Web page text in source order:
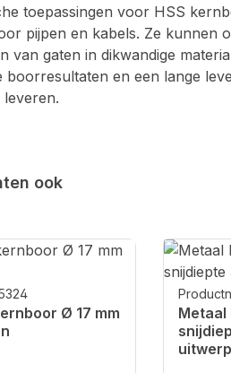
toepassingen voor HSS
pijpen en kabels. Ze kunnen
van gaten in dikwandige
boorresultaten en een lange
ook
Ø 17 mm
Metaal